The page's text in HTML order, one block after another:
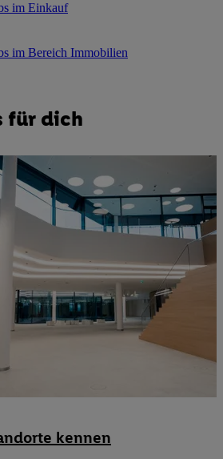
im Einkauf
im Bereich Immobilien
für dich
kennen